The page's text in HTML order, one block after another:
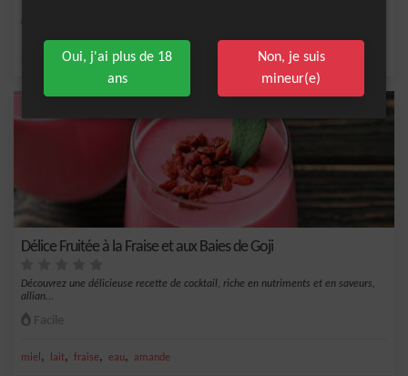
,lait, cacao ,cannelle ,eau
Délice Fruitée à la Fraise et aux Baies de Goji
Découvrez une délicieuse recette de cocktail, riche en nutriments et en saveurs,
allian...
Facile
miel , lait, fraise, eau, amande
Oui, j'ai plus de 18
ans
Non, je suis
mineur(e)